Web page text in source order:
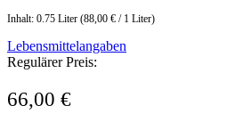
Inhalt: 0.75 Liter (88,00 € / 1 Liter)
Lebensmittelangaben
Regulärer Preis:
66,00 €